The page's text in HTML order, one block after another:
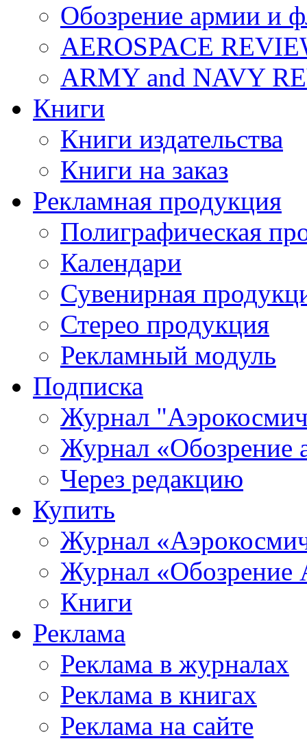
Обозрение армии и
AEROSPACE
ARMY and NAVY
Книги
Книги издательства
Книги на заказ
Рекламная продукция
Полиграфическая
Календари
Сувенирная
Стерео продукция
Рекламный модуль
Подписка
Журнал
Журнал «Обозрение
Через редакцию
Купить
Журнал
Журнал «Обозрение
Книги
Реклама
Реклама в журналах
Реклама в книгах
Реклама на сайте